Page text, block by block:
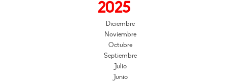
2025
Diciembre
Noviembre
Octubre
Septiembre
Julio
Junio